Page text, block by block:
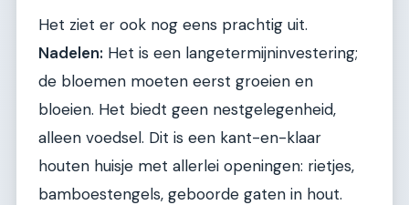
Het ziet er ook nog eens prachtig uit.
Nadelen: Het is een langetermijninvestering;
de bloemen moeten eerst groeien en
bloeien. Het biedt geen nestgelegenheid,
alleen voedsel. Dit is een kant-en-klaar
houten huisje met allerlei openingen: rietjes,
bamboestengels, geboorde gaten in hout.